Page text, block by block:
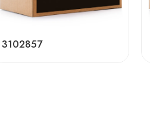
3102857